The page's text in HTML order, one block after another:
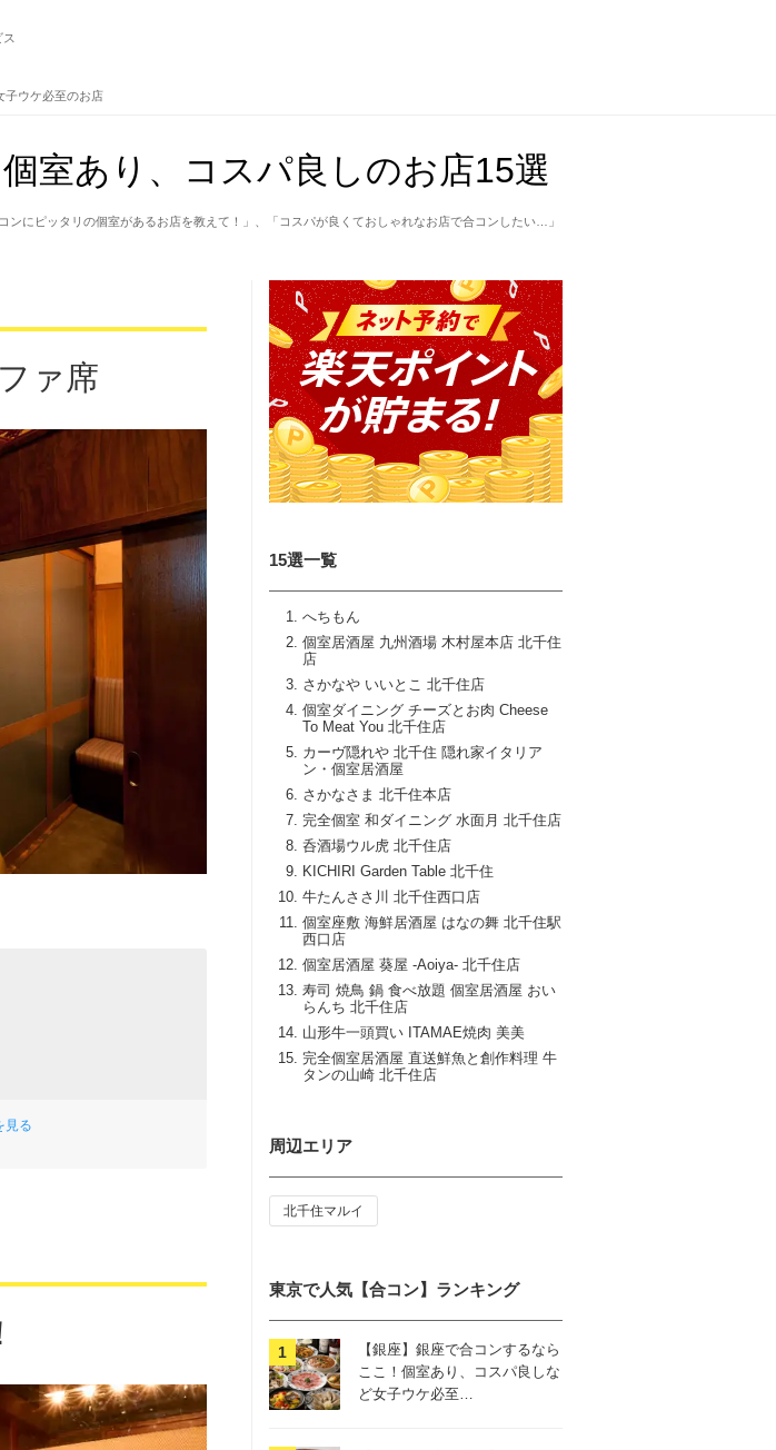
子ウケ必至のお店
室あり、コスパ良しのお店15選
にピッタリの個室があるお店を教えて！」、「コスパが良くておしゃれなお店で合コンしたい…」
15選一覧
へちもん
個室居酒屋 九州酒場 木村屋本店 北千住
店
さかなや いいとこ 北千住店
個室ダイニング チーズとお肉 Cheese
To Meat You 北千住店
カーヴ隠れや 北千住 隠れ家イタリア
ン・個室居酒屋
さかなさま 北千住本店
完全個室 和ダイニング 水面月 北千住店
呑酒場ウル虎 北千住店
KICHIRI Garden Table 北千住
牛たんささ川 北千住西口店
個室座敷 海鮮居酒屋 はなの舞 北千住駅
西口店
個室居酒屋 葵屋 ‐Aoiya‐ 北千住店
寿司 焼鳥 鍋 食べ放題 個室居酒屋 おい
らんち 北千住店
山形牛一頭買い ITAMAE焼肉 美美
完全個室居酒屋 直送鮮魚と創作料理 牛
タンの山崎 北千住店
ァ席
見る
周辺エリア
北千住マルイ
東京で人気【合コン】ランキング
【銀座】銀座で合コンするなら
ここ！個室あり、コスパ良しな
ど女子ウケ必至…